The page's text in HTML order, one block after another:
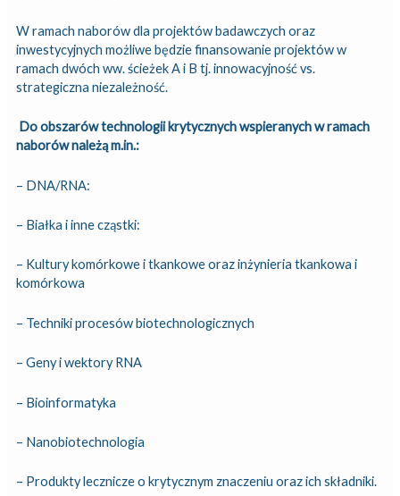
W ramach naborów dla projektów badawczych oraz
inwestycyjnych możliwe będzie finansowanie projektów w
ramach dwóch ww. ścieżek A i B tj. innowacyjność vs.
strategiczna niezależność.
Do obszarów technologii krytycznych wspieranych w ramach
naborów należą m.in.:
– DNA/RNA:
– Białka i inne cząstki:
– Kultury komórkowe i tkankowe oraz inżynieria tkankowa i
komórkowa
– Techniki procesów biotechnologicznych
– Geny i wektory RNA
– Bioinformatyka
– Nanobiotechnologia
– Produkty lecznicze o krytycznym znaczeniu oraz ich składniki.